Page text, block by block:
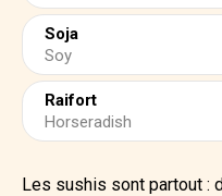
Soja
Soy
Raifort
Horseradish
Les sushis sont partout :